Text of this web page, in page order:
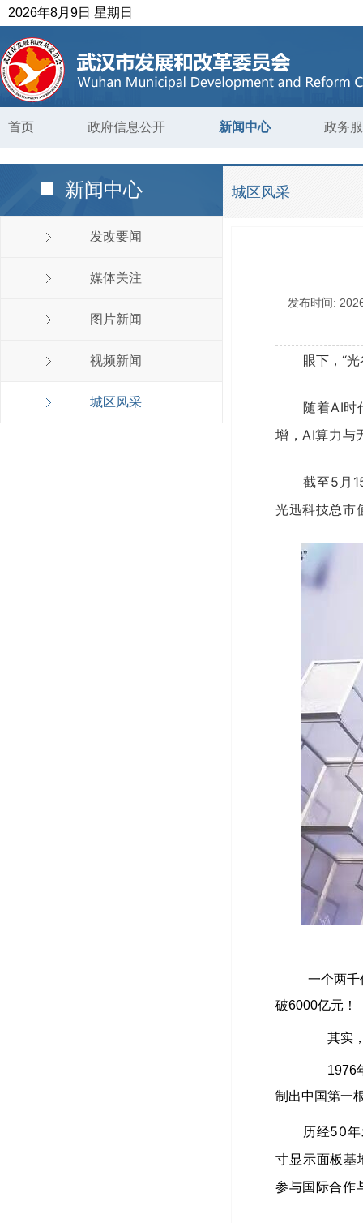
2026年8月9日 星期日
首页 政府信息公开 新闻中心 政务
新闻中心
发改要闻
媒体关注
图片新闻
视频新闻
城区风采
城区风采
发布时间:
眼下，“
随着AI时
增，AI算力与
截至5月
光迅科技总市
一个两千亿
破6000亿元！
其实，
1976年
制出中国第一
历经50
寸显示面板基
参与国际合作